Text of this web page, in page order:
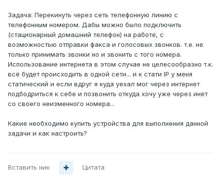
Задача: Перекинуть через сеть телефонную линию с
телефонным номером. Дабы можно было подключить
(стационарный домашний телефон) на работе, с
возможностью отправки факса и голосовых звонков. т.е. не
только принимать звонки но и звонить с того номера.
Использование интернета в этом случае не целесообразно т.к.
всё будет происходить в одной сети... и к стати IP у меня
статический и если вдруг я куда уехал мог через интернет
подбодриться к себе и позвонить откуда хочу уже через инет
со своего неизменного номера...
Какие необходимо купить устройства для выполнения данной
задачи и как настроить?
Вставить ник Цитата